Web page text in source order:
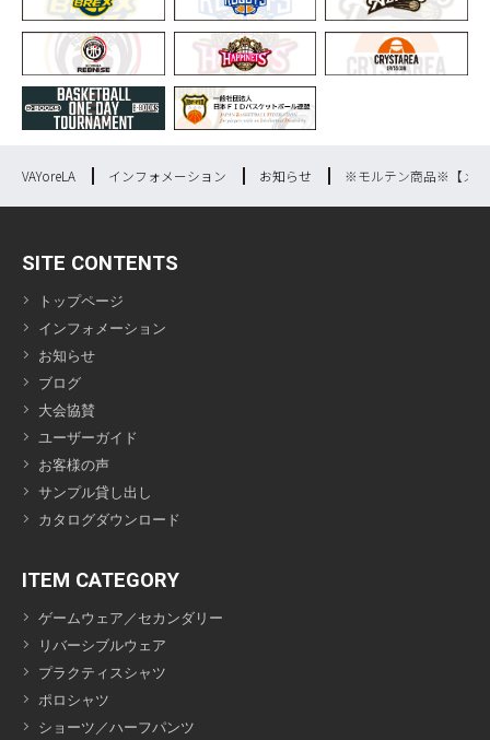
VAYoreLA インフォメーション お知らせ ※モルテン商品※【メー
SITE CONTENTS
トップページ
インフォメーション
お知らせ
ブログ
大会協賛
ユーザーガイド
お客様の声
サンプル貸し出し
カタログダウンロード
ITEM CATEGORY
ゲームウェア／セカンダリー
リバーシブルウェア
プラクティスシャツ
ポロシャツ
ショーツ／ハーフパンツ